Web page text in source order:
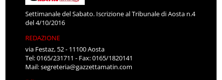
Settimanale del Sabato. Iscrizione al Tribunale di Aosta n.4
del 4/10/2016
REDAZIONE
via Festaz, 52 - 11100 Aosta
Tel: 0165/231711 - Fax: 0165/1820141
Mail:segreteria@gazzettamatin.com